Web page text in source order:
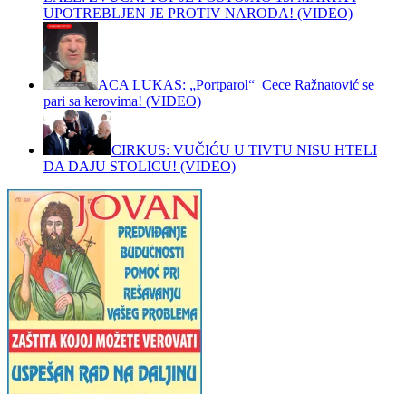
UPOTREBLJEN JE PROTIV NARODA! (VIDEO)
ACA LUKAS: „Portparol“ Cece Ražnatović se
pari sa kerovima! (VIDEO)
CIRKUS: VUČIĆU U TIVTU NISU HTELI
DA DAJU STOLICU! (VIDEO)